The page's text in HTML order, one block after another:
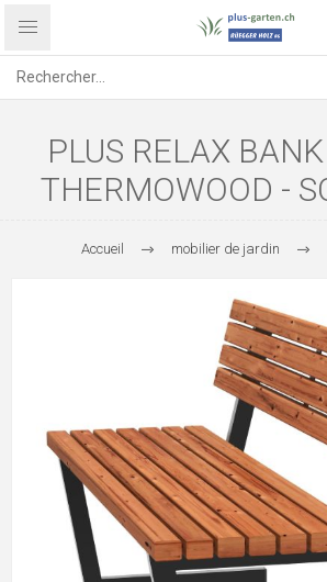
PLUS RELAX
THERMOWOOD -
Accueil mobilier de jardin